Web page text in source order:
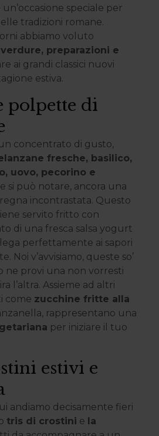
speciale per
tradizioni romane.
abbiamo voluto
preparazioni e
ai grandi classici nuovi
estiva.
polpette di
concentrato di gusto,
fresche, basilico,
uovo, pecorino e
si può notare, ancora una
incontrastata. Questo
servito fritto con
di una fresca salsa yogurt
perfettamente ai sapori
Noi v’avvisiamo, queste so’
ne provi una non vorresti
l’altra. Assieme ad altri
come zucchine fritte alla
rappresentano una
per iniziare il tuo
estivi e
andiamo decisamente fieri
tris di crostini e la